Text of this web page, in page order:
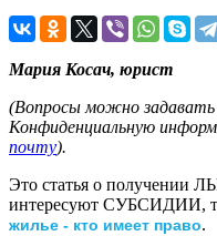
Мария Косач, юрист
(Вопросы можно задавать
Конфиденциальную
почту).
Это статья о
интересуют СУБСИДИИ,
жилье - кто имеет право.